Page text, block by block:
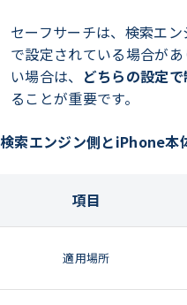
セーフサーチは、検索エ
で設定されている場合が
い場合は、 どちらの設定
ることが重要です。
検索エンジン側とiPhone本
項目
適用場所